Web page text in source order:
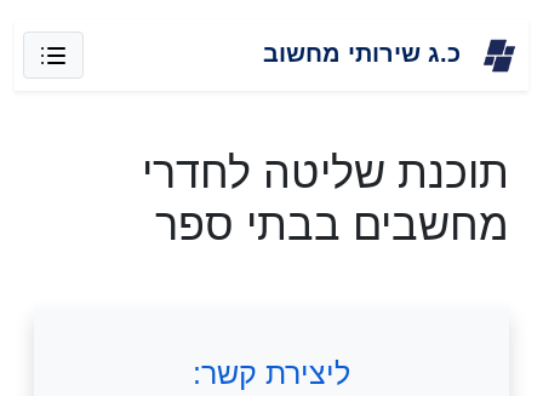
כ.ג שירותי מחשוב
תוכנת שליטה לחדרי
מחשבים בבתי ספר
ליצירת קשר: